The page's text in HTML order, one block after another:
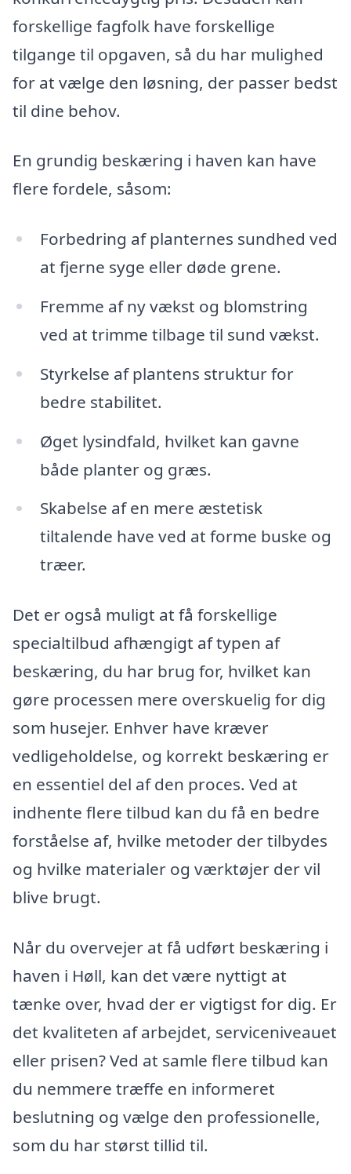
forskellige fagfolk have forskellige
tilgange til opgaven, så du har mulighed
for at vælge den løsning, der passer bedst
til dine behov.
En grundig beskæring i haven kan have
flere fordele, såsom:
Forbedring af planternes sundhed ved
at fjerne syge eller døde grene.
Fremme af ny vækst og blomstring
ved at trimme tilbage til sund vækst.
Styrkelse af plantens struktur for
bedre stabilitet.
Øget lysindfald, hvilket kan gavne
både planter og græs.
Skabelse af en mere æstetisk
tiltalende have ved at forme buske og
træer.
Det er også muligt at få forskellige
specialtilbud afhængigt af typen af
beskæring, du har brug for, hvilket kan
gøre processen mere overskuelig for dig
som husejer. Enhver have kræver
vedligeholdelse, og korrekt beskæring er
en essentiel del af den proces. Ved at
indhente flere tilbud kan du få en bedre
forståelse af, hvilke metoder der tilbydes
og hvilke materialer og værktøjer der vil
blive brugt.
Når du overvejer at få udført beskæring i
haven i Høll, kan det være nyttigt at
tænke over, hvad der er vigtigst for dig. Er
det kvaliteten af arbejdet, serviceniveauet
eller prisen? Ved at samle flere tilbud kan
du nemmere træffe en informeret
beslutning og vælge den professionelle,
som du har størst tillid til.